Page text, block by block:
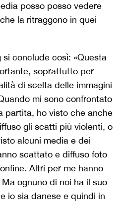
posso posso vedere
la ritraggono in quei
conclude così: «Questa
soprattutto per
di scelta delle immagini
mi sono confrontato
partita, ho visto che anche
gli scatti più violenti, o
alcuni media e dei
scattato e diffuso foto
Altri per me hanno
ognuno di noi ha il suo
io sia danese e quindi in